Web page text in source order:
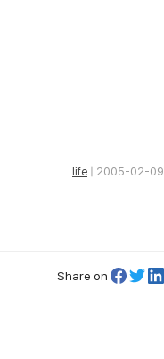
life | 2005-02-09
Share on